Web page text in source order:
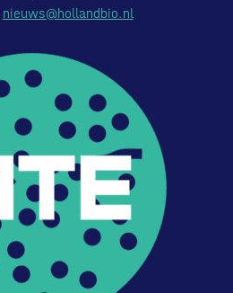
nieuws@hollandbio.nl